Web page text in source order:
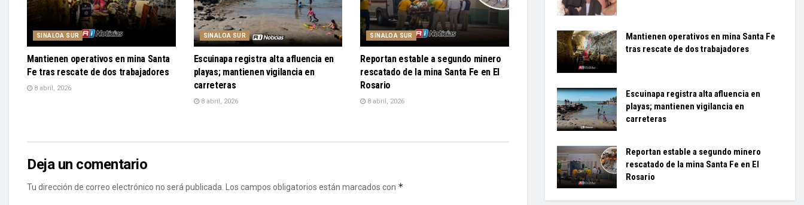
SINALOA SUR
Mantienen operativos en mina Santa
Fe tras rescate de dos trabajadores
8 abril, 2026
SINALOA SUR
Escuinapa registra alta afluencia en
playas; mantienen vigilancia en
carreteras
8 abril, 2026
SINALOA SUR
Reportan estable a segundo minero
rescatado de la mina Santa Fe en El
Rosario
8 abril, 2026
Deja un comentario
Tu dirección de correo electrónico no será publicada. Los campos obligatorios están marcados con *
Mantienen operativos en mina Santa Fe
tras rescate de dos trabajadores
Escuinapa registra alta afluencia en
playas; mantienen vigilancia en
carreteras
Reportan estable a segundo minero
rescatado de la mina Santa Fe en El
Rosario